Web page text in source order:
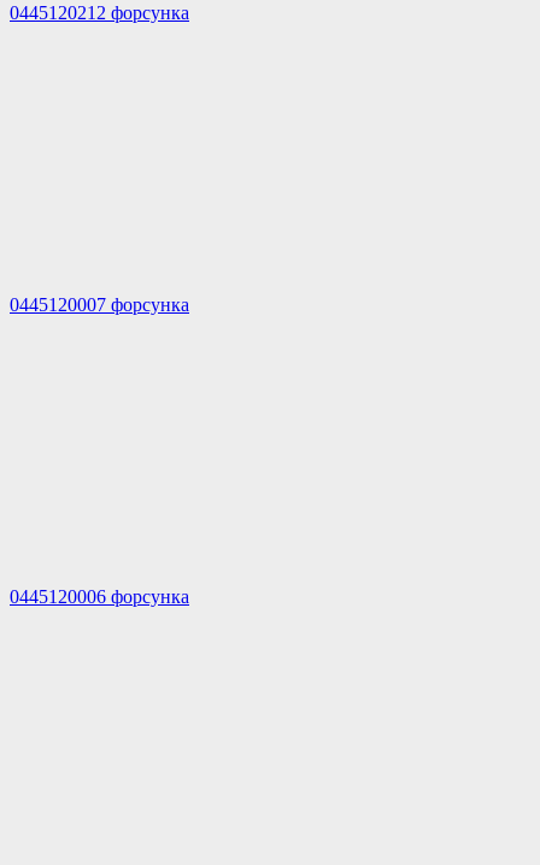
0445120212 форсунка
0445120007 форсунка
0445120006 форсунка